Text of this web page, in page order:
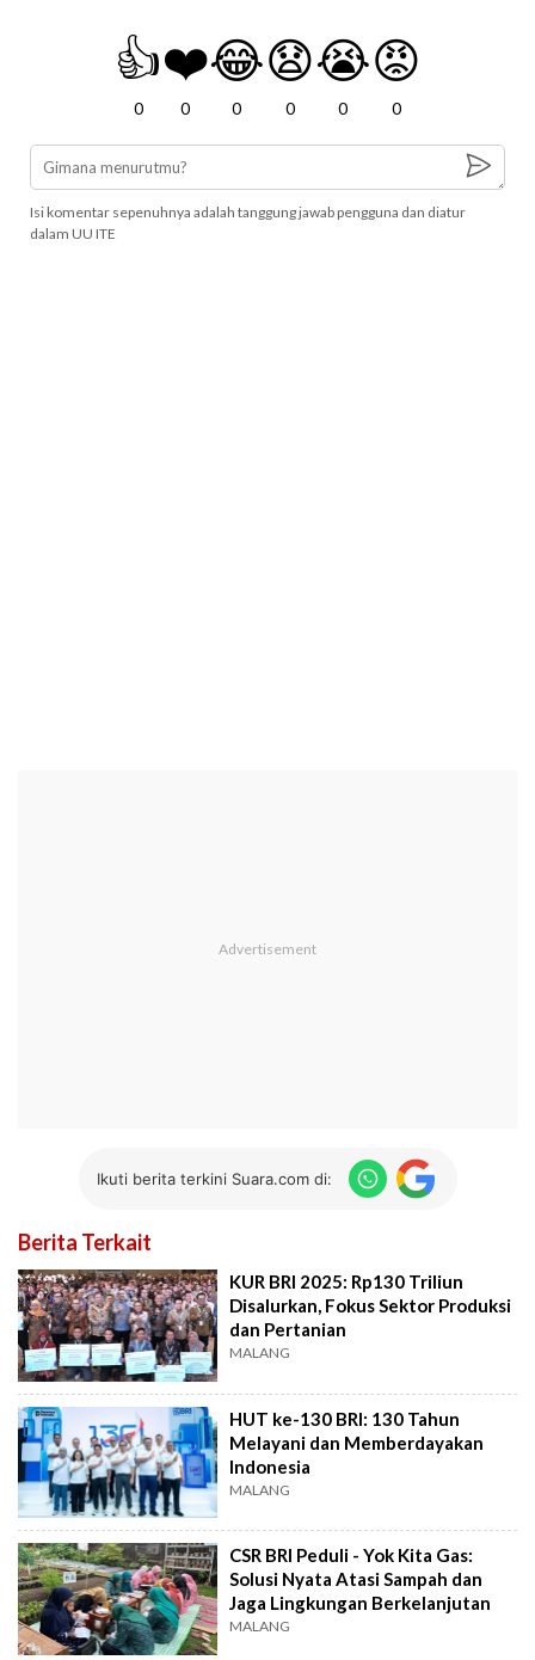
👍
0
❤️
0
😂
0
😧
0
😭
0
😡
0
Isi komentar sepenuhnya adalah tanggung jawab pengguna dan diatur
dalam UU ITE
Ikuti berita terkini Suara.com di:
Berita Terkait
KUR BRI 2025: Rp130 Triliun
Disalurkan, Fokus Sektor Produksi
dan Pertanian
MALANG
HUT ke-130 BRI: 130 Tahun
Melayani dan Memberdayakan
Indonesia
MALANG
CSR BRI Peduli - Yok Kita Gas:
Solusi Nyata Atasi Sampah dan
Jaga Lingkungan Berkelanjutan
MALANG